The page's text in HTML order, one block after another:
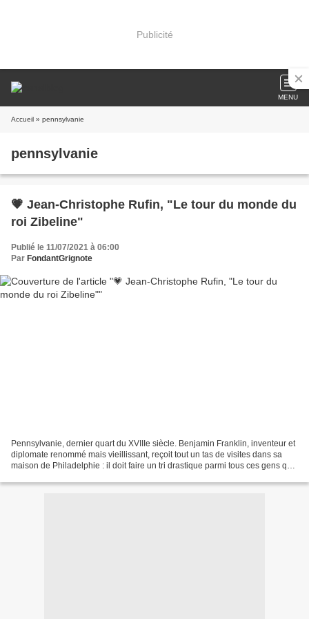
Publicité
MENU
Accueil » pennsylvanie
pennsylvanie
💗 Jean-Christophe Rufin, "Le tour du monde du
roi Zibeline"
Publié le 11/07/2021 à 06:00
Par FondantGrignote
Pennsylvanie, dernier quart du XVIIIe siècle. Benjamin Franklin, inventeur et
diplomate renommé mais vieillissant, reçoit tout un tas de visites dans sa
maison de Philadelphie : il doit faire un tri drastique parmi tous ces gens qui